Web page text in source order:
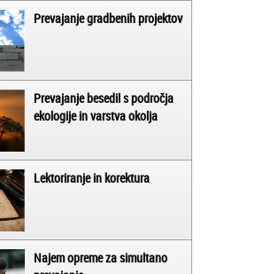
Prevajanje gradbenih projektov
Prevajanje besedil s področja
ekologije in varstva okolja
Lektoriranje in korektura
Najem opreme za simultano